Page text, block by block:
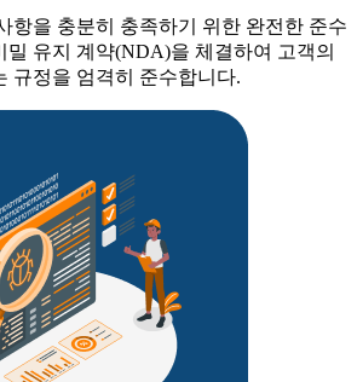
항을 충분히 충족하기 위한 완전한 준수
유지 계약(NDA)을 체결하여 고객의
규정을 엄격히 준수합니다.